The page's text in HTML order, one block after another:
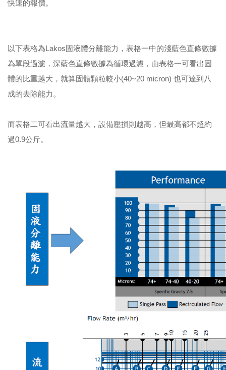
快速的報價。
以下表格為Lakos固液體分離能力，表格一中的淺藍色直條數據
為單段過濾，深藍色直條數據為循環過濾，由表格一可看出固
體的比重越大，就算固體顆粒較小(40~20 micron) 也可達到八
成的去除能力。
而表格二可看出流量越大，設備壓損則越高，但最高都不超約
過0.9公斤。